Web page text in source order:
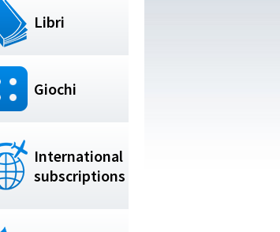
Libri
Giochi
International
subscriptions